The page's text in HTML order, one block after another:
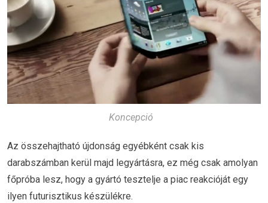
Koncepció
Az összehajtható újdonság egyébként csak kis
darabszámban kerül majd legyártásra, ez még csak amolyan
főpróba lesz, hogy a gyártó tesztelje a piac reakcióját egy
ilyen futurisztikus készülékre.